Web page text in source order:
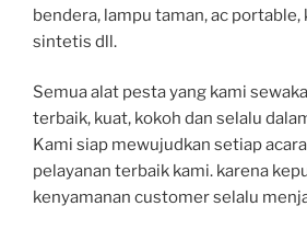
bendera, lampu taman, ac
sintetis dll.
Semua alat pesta yang kami
terbaik, kuat, kokoh dan selalu
Kami siap mewujudkan setiap
pelayanan terbaik kami. karena
kenyamanan customer selalu